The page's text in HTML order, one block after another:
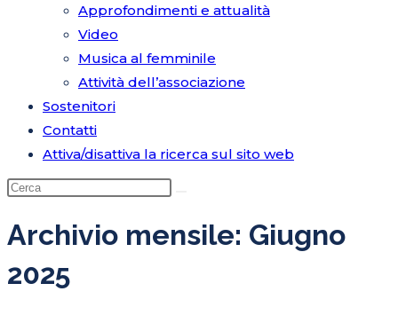
Approfondimenti e attualità
Video
Musica al femminile
Attività dell’associazione
Sostenitori
Contatti
Attiva/disattiva la ricerca sul sito web
Archivio mensile: Giugno
2025